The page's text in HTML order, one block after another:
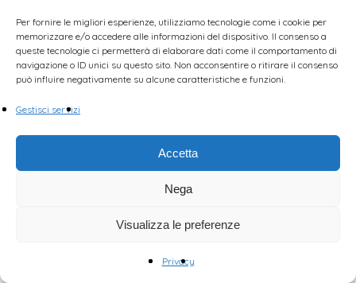
Per fornire le migliori esperienze, utilizziamo tecnologie come i cookie per
memorizzare e/o accedere alle informazioni del dispositivo. Il consenso a
queste tecnologie ci permetterà di elaborare dati come il comportamento di
navigazione o ID unici su questo sito. Non acconsentire o ritirare il consenso
può influire negativamente su alcune caratteristiche e funzioni.
Gestisci servizi
Accetta
Nega
Visualizza le preferenze
Privacy
Organizzazione Mondiale del
Commercio e in sede di
Organizzazione Mondiale della Sanità,
nonché in ogni altra sede
internazionale ed europea. Nonché a
valutare ogni aspetto della
obbiettivo venga perseguito e
raggiunto dal nostro paese.